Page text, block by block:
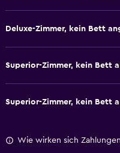
Deluxe-Zimmer, kein Bett
Superior-Zimmer, kein Bett
Superior-Zimmer, kein Bett
Wie wirken sich